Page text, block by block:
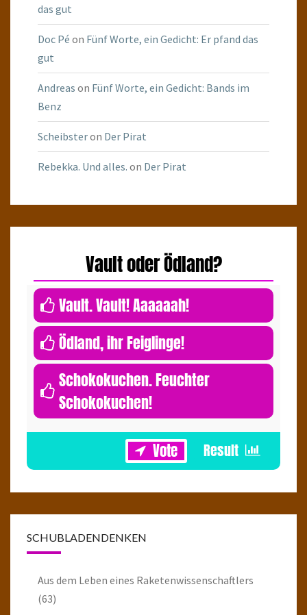
das gut
Doc Pé on Fünf Worte, ein Gedicht: Er pfand das
gut
Andreas on Fünf Worte, ein Gedicht: Bands im
Benz
Scheibsteron Der Pirat
Rebekka. Und alles. on Der Pirat
Vault oder Ödland?
Vault. Vault! Aaaaaah!
Ödland, ihr Feiglinge!
Schokokuchen. Feuchter
Schokokuchen!
SCHUBLADENDENKEN
Aus dem Leben eines Raketenwissenschaftlers
(63)